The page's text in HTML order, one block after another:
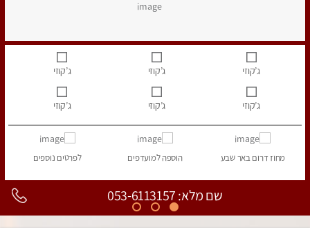
ג’קוזי ג’קוזי ג’קוזי
ג’קוזי ג’קוזי ג’קוזי
מחוז דרוםבאר שבע הוספהלמועדפים לפרטים נוספים
שם מלא: 053-6113157